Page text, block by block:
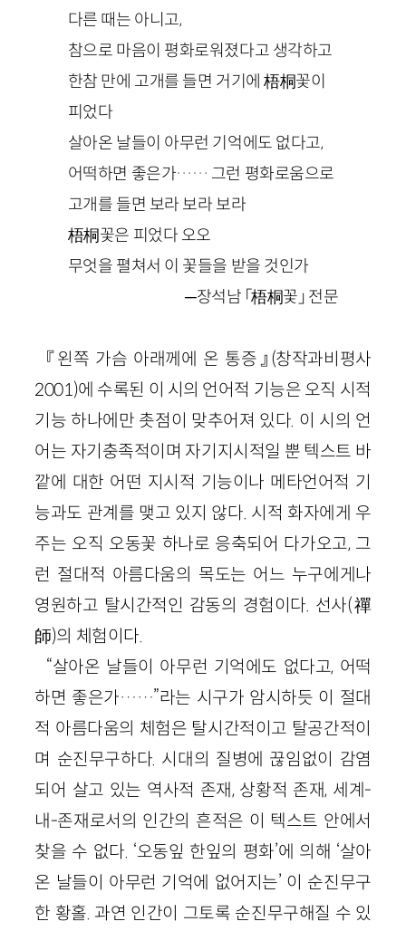
다른 때는 아니고,
참으로 마음이 평화로워졌다고 생각하고
한참 만에 고개를 들면 거기에 梧桐꽃이
피었다
살아온 날들이 아무런 기억에도 없다고,
어떡하면 좋은가…… 그런 평화로움으로
고개를 들면 보라 보라 보라
梧桐꽃은 피었다 오오
무엇을 펼쳐서 이 꽃들을 받을 것인가
─장석남 「梧桐꽃」 전문
『왼쪽 가슴 아래께에 온 통증』(창작과비평사
2001)에 수록된 이 시의 언어적 기능은 오직 시적
기능 하나에만 촛점이 맞추어져 있다. 이 시의 언
어는 자기충족적이며 자기지시적일 뿐 텍스트 바
깥에 대한 어떤 지시적 기능이나 메타언어적 기
능과도 관계를 맺고 있지 않다. 시적 화자에게 우
주는 오직 오동꽃 하나로 응축되어 다가오고, 그
런 절대적 아름다움의 목도는 어느 누구에게나
영원하고 탈시간적인 감동의 경험이다. 선사(禪
師)의 체험이다.
“살아온 날들이 아무런 기억에도 없다고, 어떡
하면 좋은가……”라는 시구가 암시하듯 이 절대
적 아름다움의 체험은 탈시간적이고 탈공간적이
며 순진무구하다. 시대의 질병에 끊임없이 감염
되어 살고 있는 역사적 존재, 상황적 존재, 세계-
내-존재로서의 인간의 흔적은 이 텍스트 안에서
찾을 수 없다. ‘오동잎 한잎의 평화’에 의해 ‘살아
온 날들이 아무런 기억에 없어지는’ 이 순진무구
한 황홀. 과연 인간이 그토록 순진무구해질 수 있